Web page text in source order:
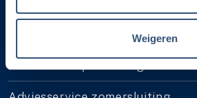
Weigeren
Lidmaatschap cadeau geven